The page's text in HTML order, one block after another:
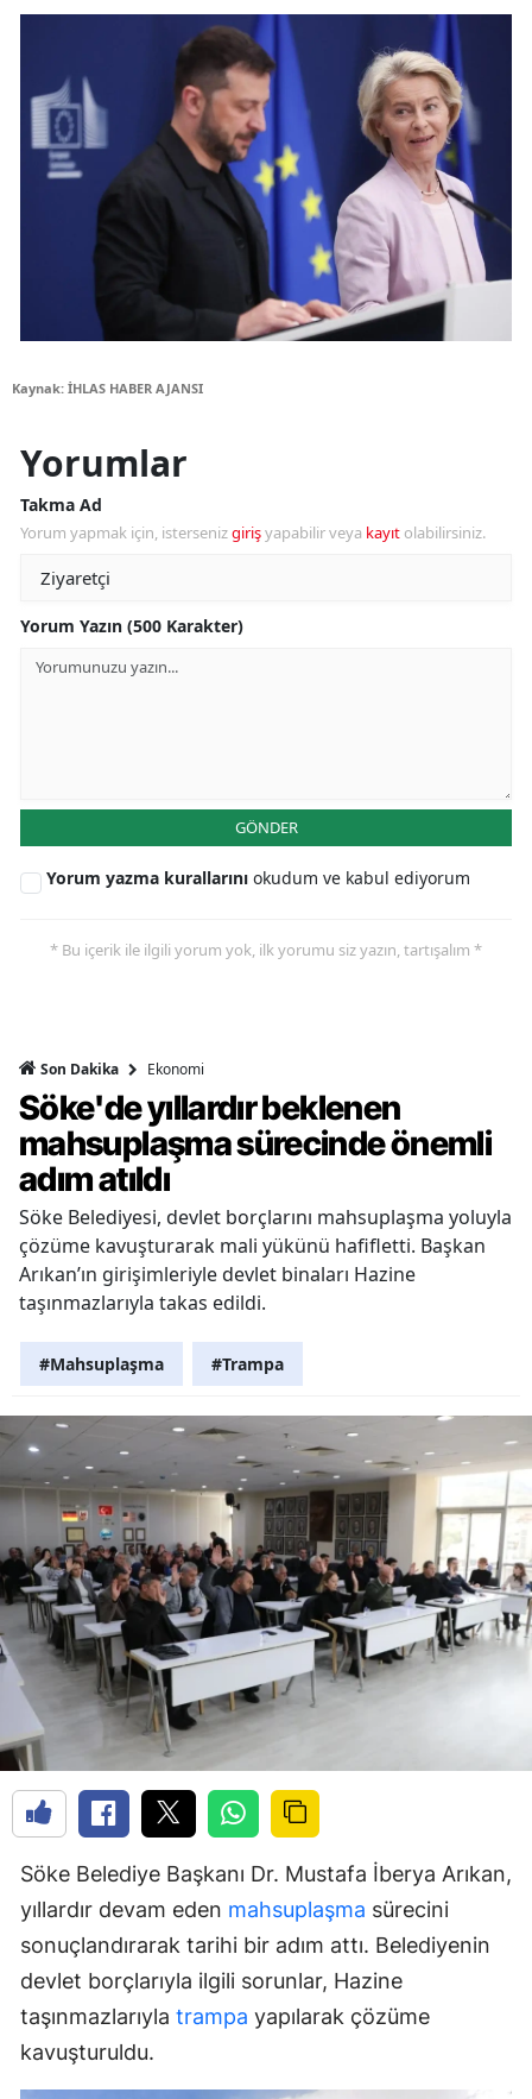
Kaynak: İHLAS HABER AJANSI
Yorumlar
Takma Ad
Yorum yapmak için, istersenizgirişyapabilir veya kayıt olabilirsiniz.
Yorum Yazın (500 Karakter)
GÖNDER
Yorum yazma kurallarını okudum ve kabul ediyorum
* Bu içerik ile ilgili yorum yok, ilk yorumu siz yazın, tartışalım *
Son Dakika Ekonomi
Söke'de yıllardır beklenen
mahsuplaşma sürecinde önemli
adım atıldı
Söke Belediyesi, devlet borçlarını mahsuplaşma yoluyla
çözüme kavuşturarak mali yükünü hafifletti. Başkan
Arıkan’ın girişimleriyle devlet binaları Hazine
taşınmazlarıyla takas edildi.
#Mahsuplaşma #Trampa
Söke Belediye Başkanı Dr. Mustafa İberya Arıkan,
yıllardır devam eden mahsuplaşma sürecini
sonuçlandırarak tarihi bir adım attı. Belediyenin
devlet borçlarıyla ilgili sorunlar, Hazine
taşınmazlarıyla trampa yapılarak çözüme
kavuşturuldu.